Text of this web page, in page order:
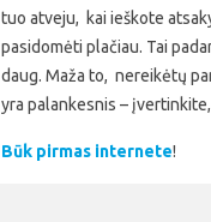
tuo atveju, kai ieškote
pasidomėti plačiau. Tai
daug. Maža to, nereikėtų
yra palankesnis –
Būk pirmas internete!